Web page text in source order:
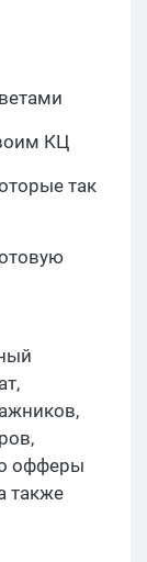
КЦ
так
офферы
также